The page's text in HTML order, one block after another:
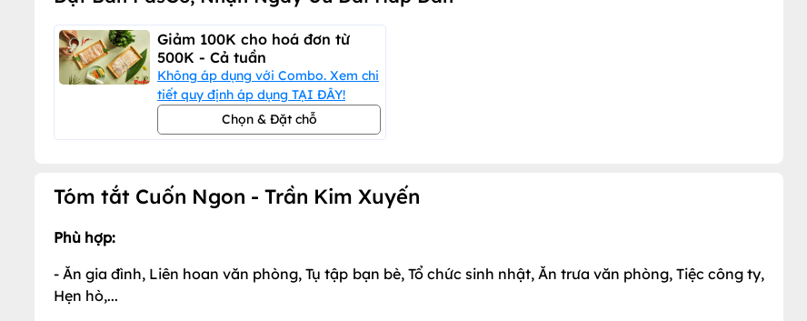
Giảm 100K cho hoá đơn từ
500K - Cả tuần
Không áp dụng với Combo. Xem chi
tiết quy định áp dụng TẠI ĐÂY!
Chọn & Đặt chỗ
Tóm tắt Cuốn Ngon - Trần Kim Xuyến
Phù hợp:
- Ăn gia đình, Liên hoan văn phòng, Tụ tập bạn bè, Tổ chức sinh nhật, Ăn trưa văn phòng, Tiệc công ty,
Hẹn hò,...